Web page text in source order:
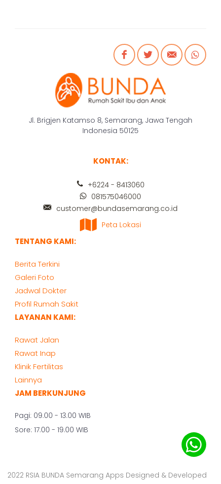
Jl. Brigjen Katamso 8, Semarang, Jawa Tengah
Indonesia 50125
KONTAK:
+6224 - 8413060
081575046000
customer@bundasemarang.co.id
Peta Lokasi
TENTANG KAMI:
Berita Terkini
Galeri Foto
Jadwal Dokter
Profil Rumah Sakit
LAYANAN KAMI:
Rawat Jalan
Rawat Inap
Klinik Fertilitas
Lainnya
JAM BERKUNJUNG
Pagi: 09.00 - 13.00 WIB
Sore: 17.00 - 19.00 WIB
2022 RSIA BUNDA Semarang Apps Designed & Developed